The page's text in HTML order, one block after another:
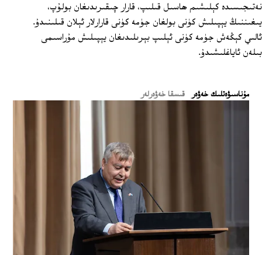
نەتىجىسىدە كېلىشىم ھاسىل قىلىپ، قارار چىقىرىدىغان بولۇپ،
يىغىننىڭ يېپىلىش كۈنى بولغان جۈمە كۈنى قارارلار ئېلان قىلىنىدۇ.
ئالىي كېڭەش جۈمە كۈنى ئېلىپ بېرىلىدىغان يېپىلىش مۇراسىمى
بىلەن ئاياغلىشىدۇ.
ﻣﯘﻧﺎﺳﯩﯟﻩﺗﻠﯩﻚ ﺧﻪﯞﻩﺭ قىسقا خەۋەرلەر